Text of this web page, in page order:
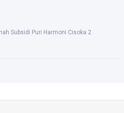
Subsidi Puri Harmoni Cisoka 2